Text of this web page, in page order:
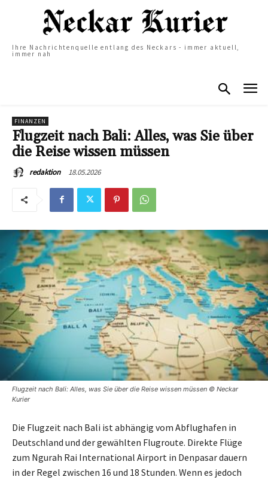
Ihre Nachrichtenquelle entlang des Neckars - immer aktuell,
immer nah
FINANZEN
Flugzeit nach Bali: Alles, was Sie über
die Reise wissen müssen
redaktion 18.05.2026
Flugzeit nach Bali: Alles, was Sie über die Reise wissen müssen © Neckar
Kurier
Die Flugzeit nach Bali ist abhängig vom Abflughafen in
Deutschland und der gewählten Flugroute. Direkte Flüge
zum Ngurah Rai International Airport in Denpasar dauern
in der Regel zwischen 16 und 18 Stunden. Wenn es jedoch